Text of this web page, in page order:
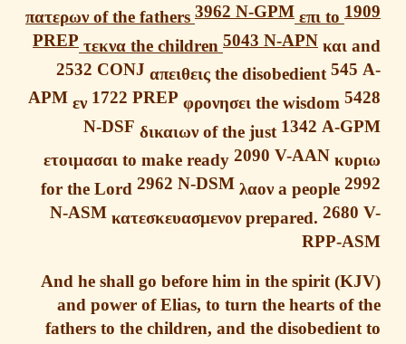
πατερων of the fathers3962 N-GPM επιto
PREP τεκναthe children5043 N-APN και
2532 CONJ απειθεις the disobedient
APM εν 1722 PREP φρονησει the wisdom
N-DSF δικαιων of the just1342A-
ετοιμασαι to make ready2090V-AAN
for the Lord2962N-DSM λαον a people
N-ASM κατεσκευασμενον prepared.
RPP-
And he shall go before him in the spirit
and power of Elias, to turn the hearts of
fathers to the children, and the